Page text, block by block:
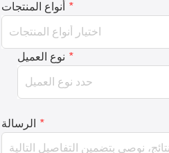
أنواع المنتجات *
نوع العميل *
الرسالة *